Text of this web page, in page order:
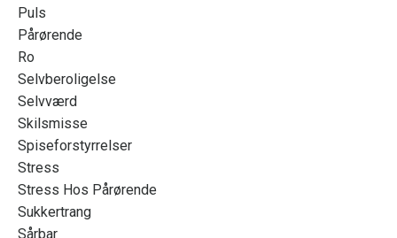
Puls
Pårørende
Ro
Selvberoligelse
Selvværd
Skilsmisse
Spiseforstyrrelser
Stress
Stress Hos Pårørende
Sukkertrang
Sårbar